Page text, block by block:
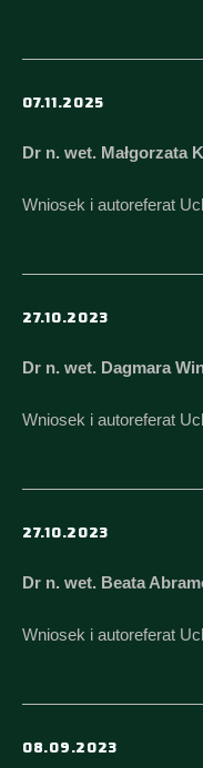
07.11.2025
Dr n. wet. Małgorzata
Wniosek i autoreferat
27.10.2023
Dr n. wet. Dagmara
Wniosek i autoreferat
27.10.2023
Dr n. wet. Beata
Wniosek i autoreferat
08.09.2023